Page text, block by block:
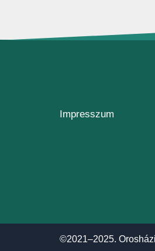
Impresszum
©2021–2025.